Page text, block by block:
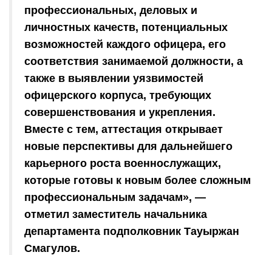
профессиональных, деловых и
личностных качеств, потенциальных
возможностей каждого офицера, его
соответствия занимаемой должности, а
также в выявлении уязвимостей
офицерского корпуса, требующих
совершенствования и укрепления.
Вместе с тем, аттестация открывает
новые перспективы для дальнейшего
карьерного роста военнослужащих,
которые готовы к новым более сложным
профессиональным задачам», —
отметил заместитель начальника
департамента подполковник Тауыржан
Смагулов.